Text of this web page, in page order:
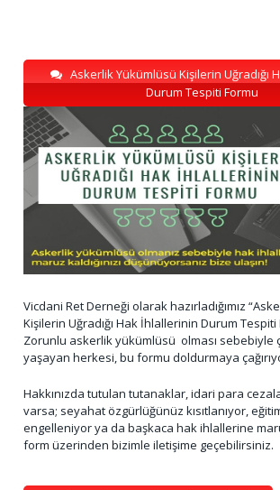
Askerlik Yükümlüsü Kişilerin Uğradığı
Durum Tespiti Formu
Vicdani Ret Derneği olarak hazırladığımız
Kişilerin Uğradığı Hak İhlallerinin Durum Tespiti
Zorunlu askerlik yükümlüsü olması sebebiyle
yaşayan herkesi, bu formu doldurmaya
Hakkınızda tutulan tutanaklar, idari para
varsa; seyahat özgürlüğünüz kısıtlanıyor,
engelleniyor ya da başkaca hak ihlallerine
form üzerinden bizimle iletişime geçebilirsiniz.